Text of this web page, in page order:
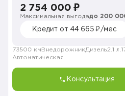
2 754 000 ₽
Максимальная выгодадо 200
Кредит от 44 665 ₽/мес
73500 км ВнедорожникДизель2.1 л.
Автоматическая
Консультация